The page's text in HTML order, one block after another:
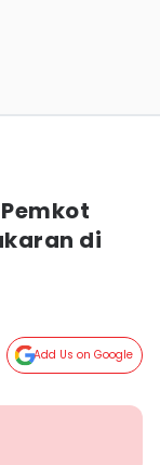
di
Add Us on Google